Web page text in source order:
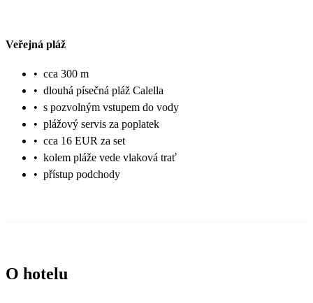
Veřejná pláž
• cca 300 m
• dlouhá písečná pláž Calella
• s pozvolným vstupem do vody
• plážový servis za poplatek
• cca 16 EUR za set
• kolem pláže vede vlaková trať
• přístup podchody
O hotelu